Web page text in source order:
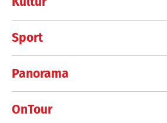
Sport
Panorama
OnTour